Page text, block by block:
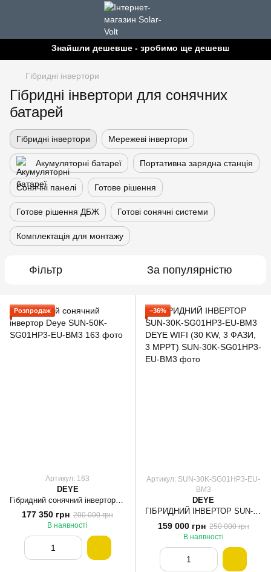
Знайшли дешевше - зробимо ще дешевше!
Гібридні інвертори
Гібридні інвертори для сонячних
батарей
Гібридні інвертори Мережеві інвертори
Акумуляторні батареї Портативна зарядна станція
Сонячні панелі Готове рішення
Готове рішення ДБЖ Готові сонячні системи
Комплектація для монтажу
Фільтр За популярністю
Розпродаж
Артикул: 163
DEYE
177 350 грн 200 000 грн
В наявності
−36%
Артикул: SUN-30K-SG01HP3-EU-
BM3
DEYE
ГІБРИДНИЙ ІНВЕРТОР SUN-30K-SG01HP3-EU-BM3 DEYE WIFI (30 KW, 3 ФАЗИ, 3 MPPT)
159 000 грн 250 000 грн
В наявності